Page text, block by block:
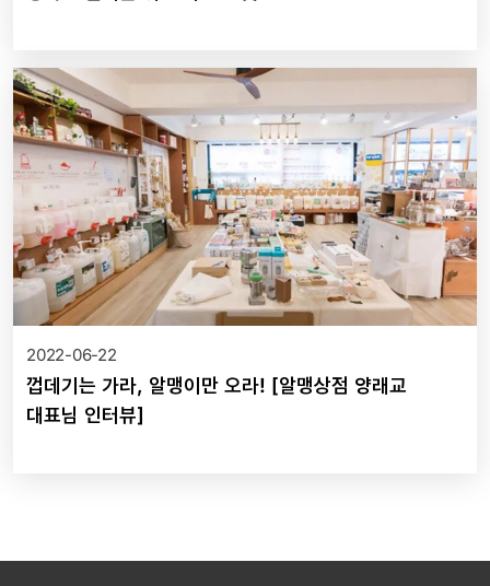
2022-06-22
껍데기는 가라, 알맹이만 오라! [알맹상점 양래교
대표님 인터뷰]